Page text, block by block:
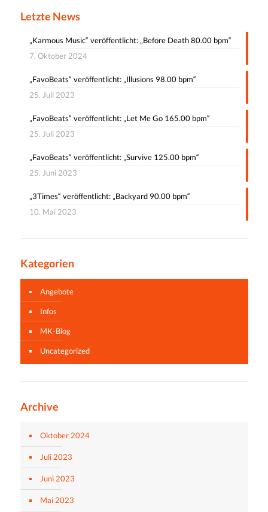
Letzte News
„Karmous Music“ veröffentlicht: „Before Death 80.00 bpm“
7. Oktober 2024
„FavoBeats“ veröffentlicht: „Illusions 98.00 bpm“
25. Juli 2023
„FavoBeats“ veröffentlicht: „Let Me Go 165.00 bpm“
25. Juli 2023
„FavoBeats“ veröffentlicht: „Survive 125.00 bpm“
25. Juni 2023
„3Times“ veröffentlicht: „Backyard 90.00 bpm“
10. Mai 2023
Kategorien
Angebote
Infos
MK-Blog
Uncategorized
Archive
Oktober 2024
Juli 2023
Juni 2023
Mai 2023